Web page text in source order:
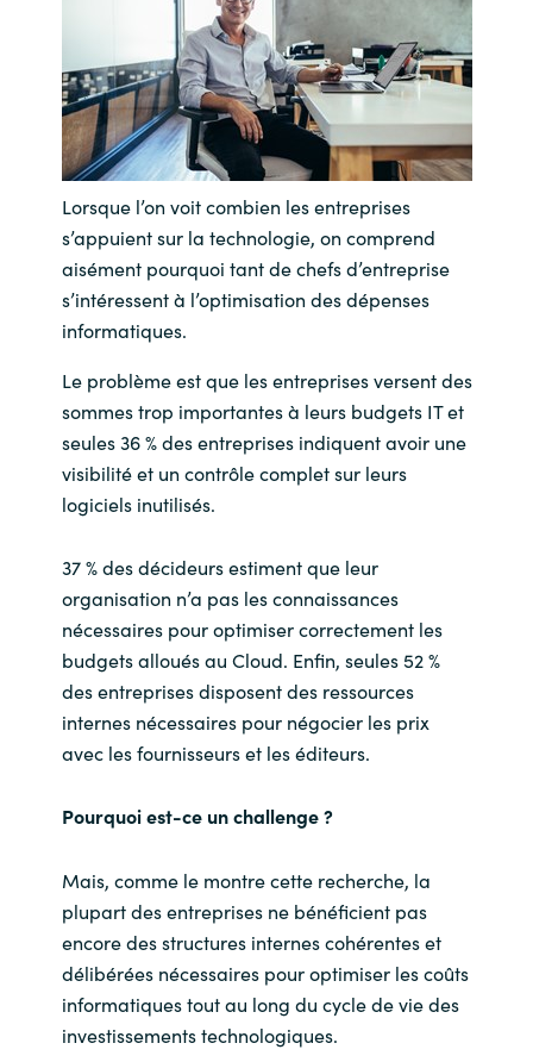
Hungary
Iceland
India
Indonesia
Kingdom of Saudi Arabia
Latvia
Lithuania
Middle East
Netherlands
Norway
Oman
Philippines
Portugal
Qatar
Romania
Lorsque l’on voit combien les entreprises
s’appuient sur la technologie, on comprend
aisément pourquoi tant de chefs d’entreprise
s’intéressent à l’optimisation des dépenses
informatiques.
Le problème est que les entreprises versent des
sommes trop importantes à leurs budgets IT et
seules 36 % des entreprises indiquent avoir une
visibilité et un contrôle complet sur leurs
logiciels inutilisés.
37 % des décideurs estiment que leur
organisation n’a pas les connaissances
nécessaires pour optimiser correctement les
budgets alloués au Cloud. Enfin, seules 52 %
des entreprises disposent des ressources
internes nécessaires pour négocier les prix
avec les fournisseurs et les éditeurs.
Pourquoi est-ce un challenge ?
Mais, comme le montre cette recherche, la
plupart des entreprises ne bénéficient pas
encore des structures internes cohérentes et
délibérées nécessaires pour optimiser les coûts
informatiques tout au long du cycle de vie des
investissements technologiques.